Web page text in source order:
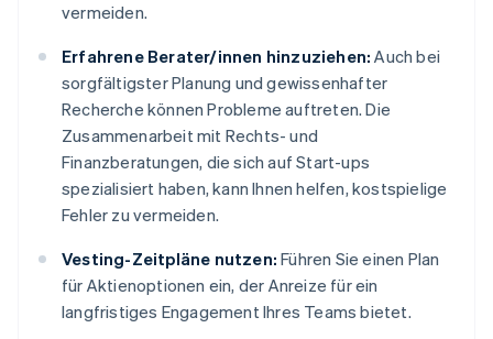
vermeiden.
Erfahrene Berater/innen hinzuziehen: Auch bei
sorgfältigster Planung und gewissenhafter
Recherche können Probleme auftreten. Die
Zusammenarbeit mit Rechts- und
Finanzberatungen, die sich auf Start-ups
spezialisiert haben, kann Ihnen helfen, kostspielige
Fehler zu vermeiden.
Vesting-Zeitpläne nutzen: Führen Sie einen Plan
für Aktienoptionen ein, der Anreize für ein
langfristiges Engagement Ihres Teams bietet.